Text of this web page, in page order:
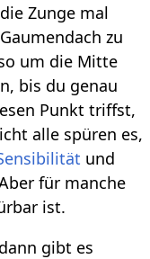
Zunge mal
zu
um die Mitte
bis du genau
Punkt triffst,
alle spüren es,
und
für manche
ist.
gibt es